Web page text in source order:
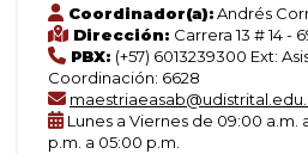
Coordinador(a):Andrés
Dirección: Carrera 13 # 14 -
PBX: (+57) 6013239300 Ext:
Coordinación: 6628
Lunes a Viernes de 09:00 a.m.
p.m. a 05:00 p.m.